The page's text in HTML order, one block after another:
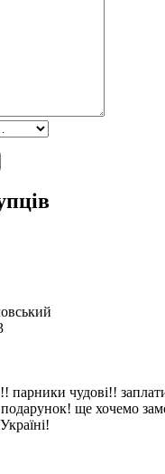
парники чудові!!
ще хочемо